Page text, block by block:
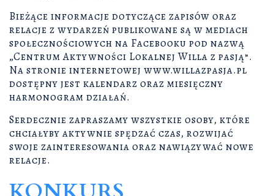
Bieżące informacje dotyczące zapisów oraz
relacje z wydarzeń publikowane są w mediach
społecznościowych na Facebooku pod nazwą
„Centrum Aktywności Lokalnej Willa z pasją”.
Na stronie internetowej www.willazpasja.pl
dostępny jest kalendarz oraz miesięczny
harmonogram działań.
Serdecznie zapraszamy wszystkie osoby, które
chciałyby aktywnie spędzać czas, rozwijać
swoje zainteresowania oraz nawiązywać nowe
relacje.